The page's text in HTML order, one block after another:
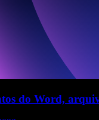
do Word,